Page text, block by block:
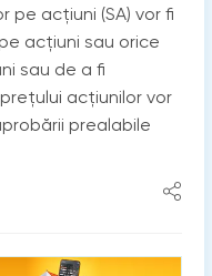
pe acțiuni (SA) vor fi
acțiuni sau orice
sau de a fi
acțiunilor vor
prealabile